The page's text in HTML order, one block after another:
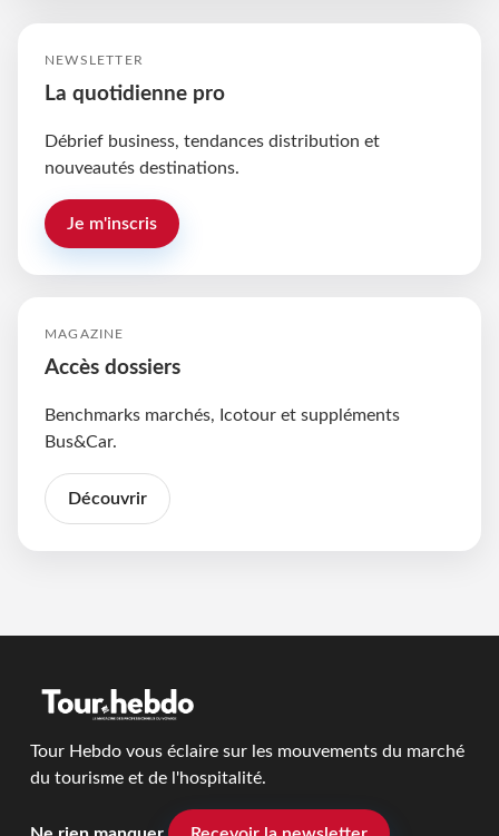
NEWSLETTER
La quotidienne pro
Débrief business, tendances distribution et
nouveautés destinations.
Je m'inscris
MAGAZINE
Accès dossiers
Benchmarks marchés, Icotour et suppléments
Bus&Car.
Découvrir
Tour Hebdo vous éclaire sur les mouvements du marché
du tourisme et de l'hospitalité.